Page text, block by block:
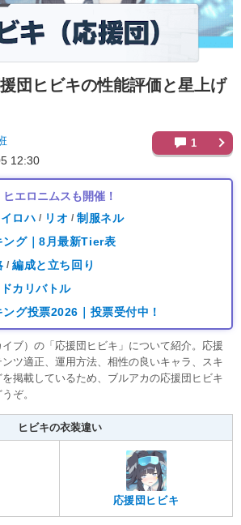
団ヒビキの性能評価と星上げ
12:30
1
エロニムスも開催！
ロハ / リオ / 制服ネル
ング｜8月最新Tier表
/ 編成と立ち回り
カリバトル
グ投票2026｜投票受付中！
ブ）の「応援団ヒビキ」について紹介。応援
ツ適正、運用方法、相性の良いキャラ、スキ
掲載しているため、ブルアカの応援団ヒビキ
ぞ。
ヒビキの衣装違い
応援団ヒビキ